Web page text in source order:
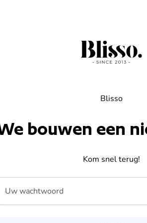
Blisso
bouwen een
Kom snel terug!
wachtwoord